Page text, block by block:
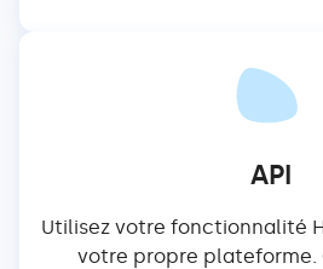
API
Utilisez votre fonctionnalité
votre propre plateforme.